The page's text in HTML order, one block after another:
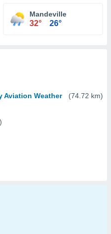
Mandeville
32° 26°
Aviation Weather
(74.72 km)